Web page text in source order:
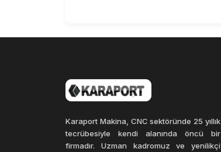
Karaport Makina, CNC sektöründe 25 yıllık
tecrübesiyle kendi alanında öncü bir
firmadır. Uzman kadromuz ve yenilikçi